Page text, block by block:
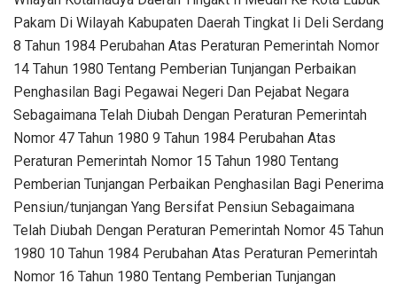
Pakam Di Wilayah Kabupaten Daerah Tingkat Ii Deli Serdang
8 Tahun 1984 Perubahan Atas Peraturan Pemerintah Nomor
14 Tahun 1980 Tentang Pemberian Tunjangan Perbaikan
Penghasilan Bagi Pegawai Negeri Dan Pejabat Negara
Sebagaimana Telah Diubah Dengan Peraturan Pemerintah
Nomor 47 Tahun 1980 9 Tahun 1984 Perubahan Atas
Peraturan Pemerintah Nomor 15 Tahun 1980 Tentang
Pemberian Tunjangan Perbaikan Penghasilan Bagi Penerima
Pensiun/tunjangan Yang Bersifat Pensiun Sebagaimana
Telah Diubah Dengan Peraturan Pemerintah Nomor 45 Tahun
1980 10 Tahun 1984 Perubahan Atas Peraturan Pemerintah
Nomor 16 Tahun 1980 Tentang Pemberian Tunjangan